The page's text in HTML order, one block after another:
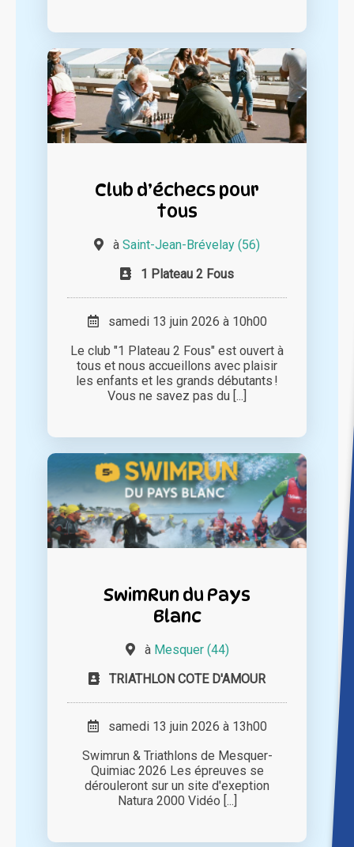
Club d’échecs pour
tous
à Saint-Jean-Brévelay (56)
1 Plateau 2 Fous
samedi 13 juin 2026 à 10h00
Le club "1 Plateau 2 Fous" est ouvert à
tous et nous accueillons avec plaisir
les enfants et les grands débutants !
Vous ne savez pas du [...]
SwimRun du Pays
Blanc
à Mesquer (44)
TRIATHLON COTE D'AMOUR
samedi 13 juin 2026 à 13h00
Swimrun & Triathlons de Mesquer-
Quimiac 2026 Les épreuves se
dérouleront sur un site d'exeption
Natura 2000 Vidéo [...]